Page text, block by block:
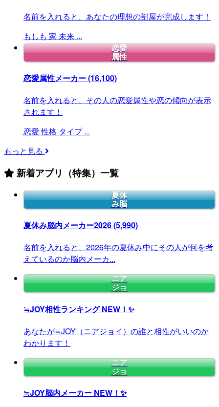
名前を入れると、あなたの理想の部屋が完成します！
もしも 家 未来 ...
恋愛
属性
恋愛属性メーカー(16,100)
名前を入れると、その人の恋愛属性や恋の傾向が表示
されます！
恋愛 性格 タイプ ...
もっと見る
新着アプリ（特集）一覧
夏休
み脳
夏休み脳内メーカー2026(5,990)
名前を入れると、2026年の夏休み中にその人が何を考
えているのか脳内メーカ...
ニア
ジョ
≒JOY相性ランキングNEW！✨
あなたが≒JOY（ニアジョイ）の誰と相性がいいのか
わかります！
ニア
ジョ
≒JOY脳内メーカー NEW！✨